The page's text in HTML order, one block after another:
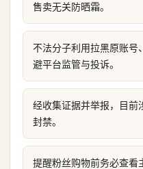
售卖无关防晒霜。
不法分子利用拉黑原账号
避平台监管与投诉。
经收集证据并举报，目前
封禁。
提醒粉丝购物前务必查看